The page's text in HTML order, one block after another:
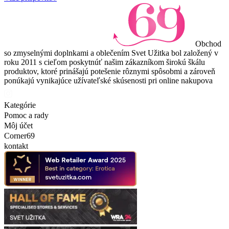
Obchod
so zmyselnými doplnkami a oblečením Svet Užitka bol založený v
roku 2011 s cieľom poskytnúť našim zákazníkom širokú škálu
produktov, ktoré prinášajú potešenie rôznymi spôsobmi a zároveň
ponúkajú vynikajúce užívateľské skúsenosti pri online nakupova
Kategórie
Pomoc a rady
Môj účet
Corner69
kontakt